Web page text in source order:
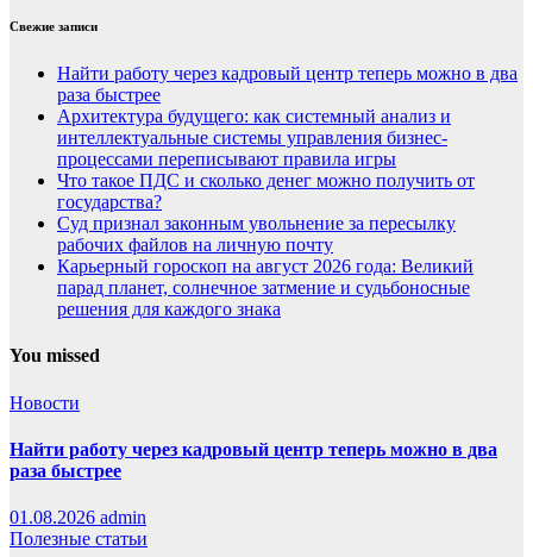
Свежие записи
Найти работу через кадровый центр теперь можно в два
раза быстрее
Архитектура будущего: как системный анализ и
интеллектуальные системы управления бизнес-
процессами переписывают правила игры
Что такое ПДС и сколько денег можно получить от
государства?
Суд признал законным увольнение за пересылку
рабочих файлов на личную почту
Карьерный гороскоп на август 2026 года: Великий
парад планет, солнечное затмение и судьбоносные
решения для каждого знака
You missed
Новости
Найти работу через кадровый центр теперь можно в два
раза быстрее
01.08.2026 admin
Полезные статьи